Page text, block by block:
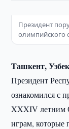
Президент
олимпийского
Ташкент,
Президент
ознакомился с
XXXIV летним
играм, которые